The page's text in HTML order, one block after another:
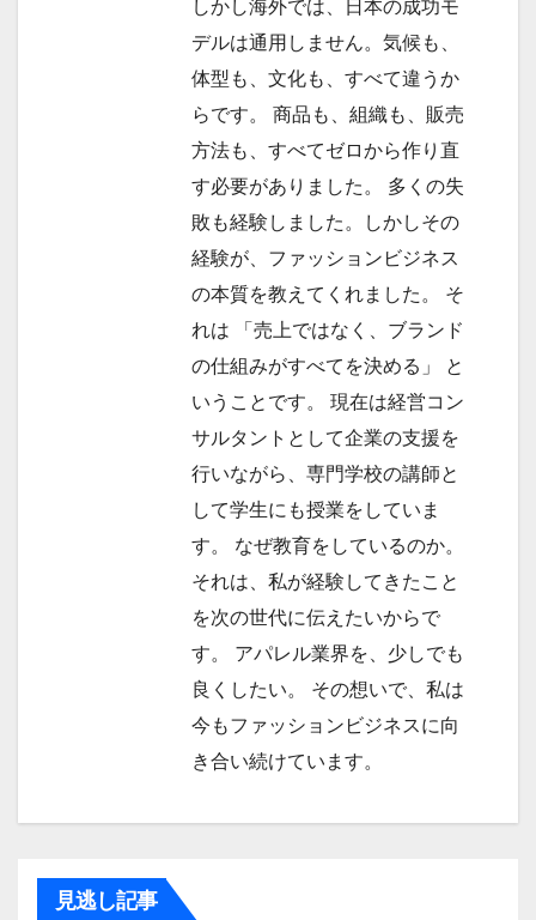
しかし海外では、日本の成功モ
デルは通用しません。気候も、
体型も、文化も、すべて違うか
らです。 商品も、組織も、販売
方法も、すべてゼロから作り直
す必要がありました。 多くの失
敗も経験しました。しかしその
経験が、ファッションビジネス
の本質を教えてくれました。 そ
れは 「売上ではなく、ブランド
の仕組みがすべてを決める」 と
いうことです。 現在は経営コン
サルタントとして企業の支援を
行いながら、専門学校の講師と
して学生にも授業をしていま
す。 なぜ教育をしているのか。
それは、私が経験してきたこと
を次の世代に伝えたいからで
す。 アパレル業界を、少しでも
良くしたい。 その想いで、私は
今もファッションビジネスに向
き合い続けています。
見逃し記事